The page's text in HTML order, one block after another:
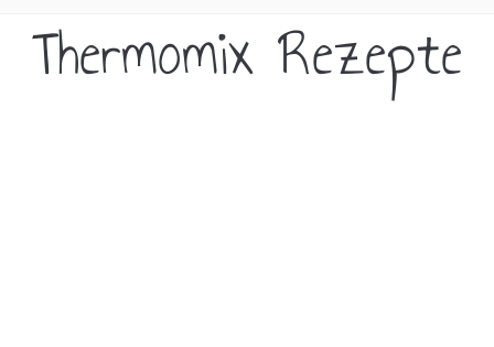
Thermomix Rezepte